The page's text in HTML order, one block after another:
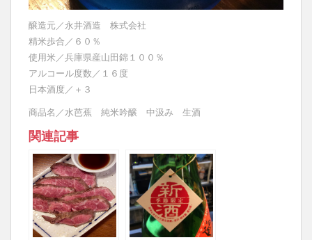
醸造元／永井酒造 株式会社
精米歩合／６０％
使用米／兵庫県産山田錦１００％
アルコール度数／１６度
日本酒度／＋３
商品名／水芭蕉 純米吟醸 中汲み 生酒
関連記事